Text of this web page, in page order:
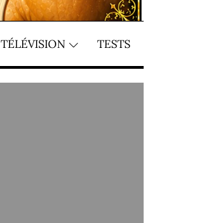
TÉLÉVISION TESTS